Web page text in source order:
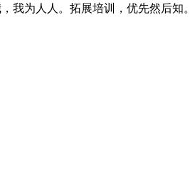
我为人人。拓展培训，优先然后知。